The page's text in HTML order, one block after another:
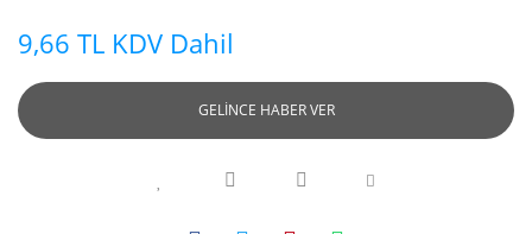
9,66 TL KDV Dahil
GELİNCE HABER VER